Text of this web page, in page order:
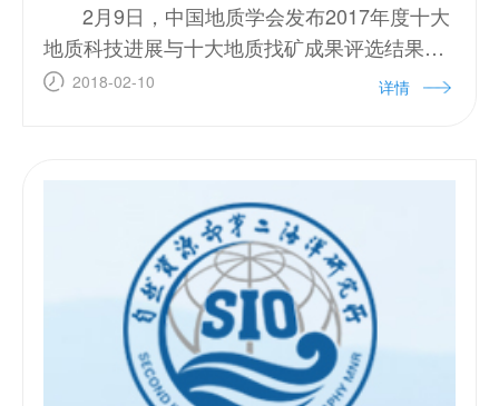
2月9日，中国地质学会发布2017年度十大
地质科技进展与十大地质找矿成果评选结果，
由我所韩喜球研究员团队申报的“西北印度洋现
2018-02-10 详情